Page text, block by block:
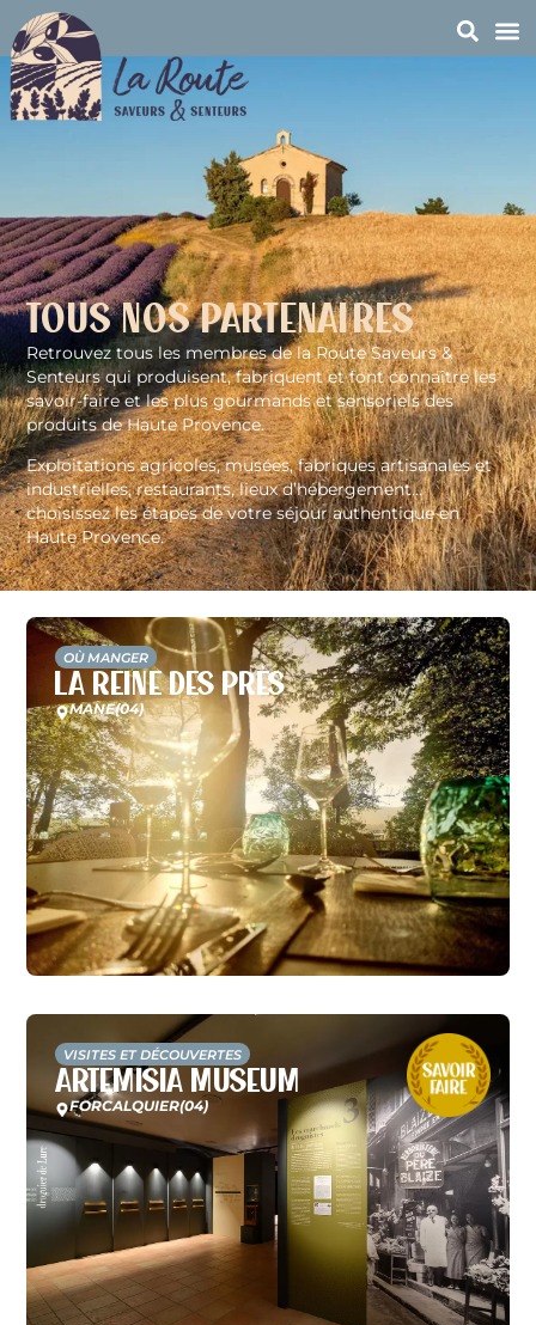
Tous nos partenaires
Retrouvez tous les membres de la Route Saveurs &
Senteurs qui produisent, fabriquent et font connaître les
savoir-faire et les plus gourmands et sensoriels des
produits de Haute Provence.
Exploitations agricoles, musées, fabriques artisanales et
industrielles, restaurants, lieux d’hébergement…
choisissez les étapes de votre séjour authentique en
Haute Provence.
OÙ MANGER
La Reine des Près
MANE(04)
VISITES ET DÉCOUVERTES
Artemisia Museum
FORCALQUIER(04)